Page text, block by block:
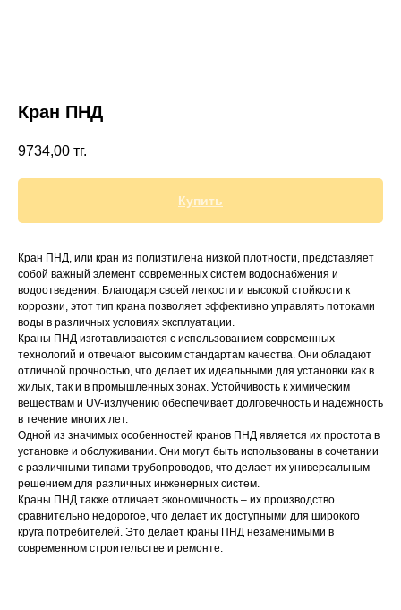
Кран ПНД
9734,00 тг.
Купить
Кран ПНД, или кран из полиэтилена низкой плотности, представляет
собой важный элемент современных систем водоснабжения и
водоотведения. Благодаря своей легкости и высокой стойкости к
коррозии, этот тип крана позволяет эффективно управлять потоками
воды в различных условиях эксплуатации.
Краны ПНД изготавливаются с использованием современных
технологий и отвечают высоким стандартам качества. Они обладают
отличной прочностью, что делает их идеальными для установки как в
жилых, так и в промышленных зонах. Устойчивость к химическим
веществам и UV-излучению обеспечивает долговечность и надежность
в течение многих лет.
Одной из значимых особенностей кранов ПНД является их простота в
установке и обслуживании. Они могут быть использованы в сочетании
с различными типами трубопроводов, что делает их универсальным
решением для различных инженерных систем.
Краны ПНД также отличает экономичность – их производство
сравнительно недорогое, что делает их доступными для широкого
круга потребителей. Это делает краны ПНД незаменимыми в
современном строительстве и ремонте.